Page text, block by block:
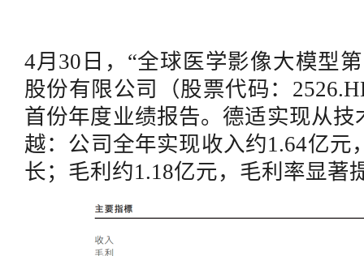
4月30日，“全球医学影像大模型
股份有限公司（股票代码：
首份年度业绩报告。德适实现从技
越：公司全年实现收入约1.64亿元
长；毛利约1.18亿元，毛利率显著